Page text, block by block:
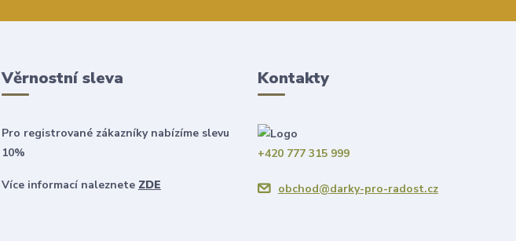
Věrnostní sleva
Pro registrované zákazníky nabízíme slevu
10%
Více informací naleznete ZDE
Kontakty
+420 777 315 999
obchod@darky-pro-radost.cz